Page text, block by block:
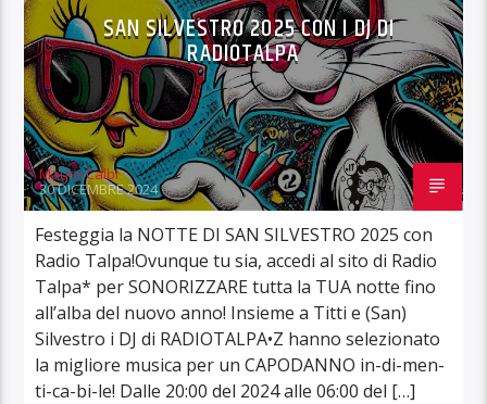
SAN SILVESTRO 2025 CON I DJ DI
RADIOTALPA
Mauro Calbi
30 DICEMBRE 2024
Festeggia la NOTTE DI SAN SILVESTRO 2025 con
Radio Talpa!Ovunque tu sia, accedi al sito di Radio
Talpa* per SONORIZZARE tutta la TUA notte fino
all’alba del nuovo anno! Insieme a Titti e (San)
Silvestro i DJ di RADIOTALPA•Z hanno selezionato
la migliore musica per un CAPODANNO in-di-men-
ti-ca-bi-le! Dalle 20:00 del 2024 alle 06:00 del […]